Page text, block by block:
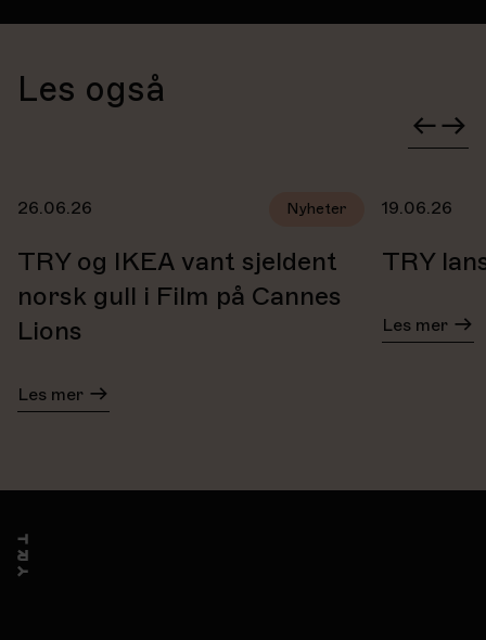
Les også
26.06.26 Nyheter
TRY og IKEA vant sjeldent
norsk gull i Film på Cannes
Lions
Les mer
19.06.26
TRY
Les mer